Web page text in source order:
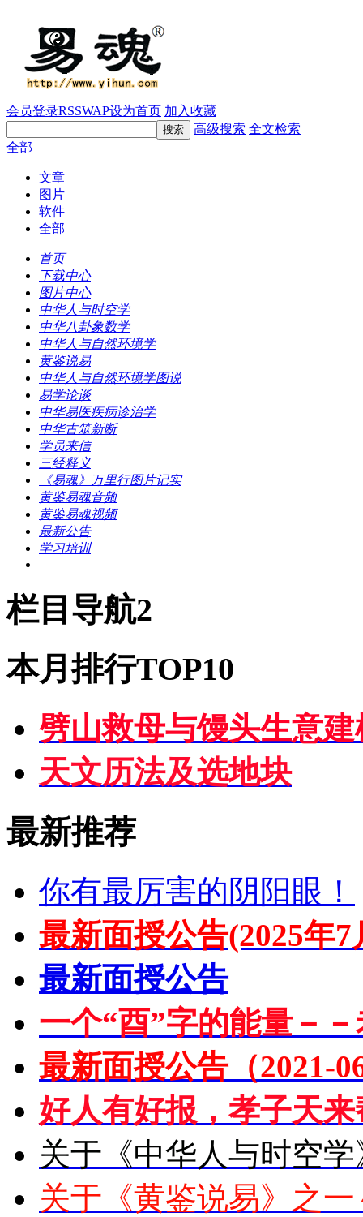
会员登录RSSWAP设为首页 加入收藏
高级搜索 全文检索
全部
文章
图片
软件
全部
首页
下载中心
图片中心
中华人与时空学
中华八卦象数学
中华人与自然环境学
黄鉴说易
中华人与自然环境学图说
易学论谈
中华易医疾病诊治学
中华古筮新断
学员来信
三经释义
《易魂》万里行图片记实
黄鉴易魂音频
黄鉴易魂视频
最新公告
学习培训
栏目导航2
本月排行TOP10
劈山救母与馒头生意建
天文历法及选地块
最新推荐
你有最厉害的阴阳眼！
最新面授公告(2025年
最新面授公告
一个“酉”字的能量－
最新面授公告（2021-
好人有好报，孝子天来
关于《中华人与时空
关于《黄鉴说易》之